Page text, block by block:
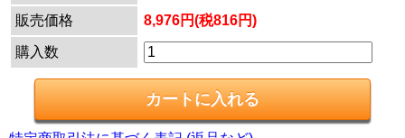
販売価格
8,976円(税816円)
購入数